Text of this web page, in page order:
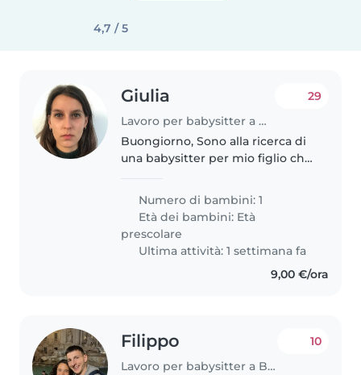
4,7 / 5
Giulia
Lavoro per babysitter a Brescia
29
Buongiorno, Sono alla ricerca di
una babysitter per mio figlio che
servirebbe una persona
disponibile tutto il giorno dal
Lunedi al Venerdi solo per la..
Numero di bambini: 1
Età dei bambini: Età
prescolare
Ultima attività: 1 settimana fa
9,00 €/ora
Filippo
Lavoro per babysitter a Brescia
10